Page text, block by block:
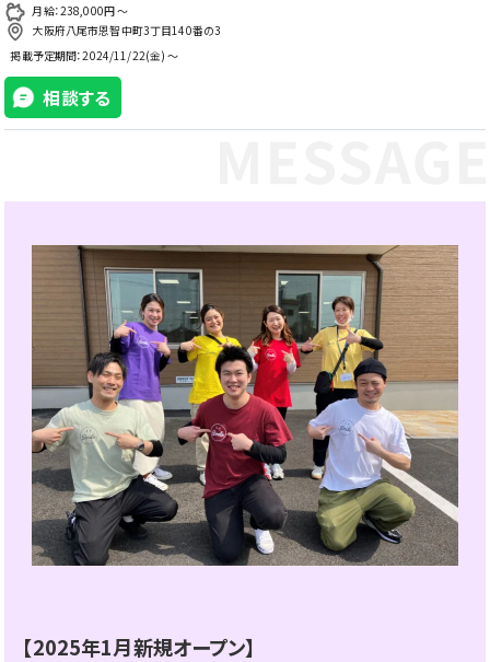
月給：238,000円 〜
大阪府八尾市恩智中町3丁目140番の3
掲載予定期間：2024/11/22(金) ～
相談する
【2025年1月新規オープン】